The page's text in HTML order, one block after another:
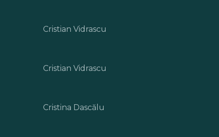
Cristian Vidrascu
Cristian Vidrascu
Cristina Dascălu